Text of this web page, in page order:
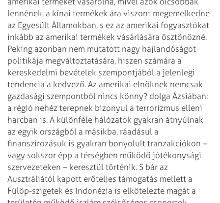
lennének, a kínai termékek ára viszont megemelkedne
az Egyesült Államokban, s ez az amerikai fogyasztókat
inkább az amerikai termékek vásárlására ösztönözné.
Peking azonban nem mutatott nagy hajlandóságot
politikája megváltoztatására, hiszen számára a
kereskedelmi bevételek szempontjából a jelenlegi
tendencia a kedvező. Az amerikai elnöknek nemcsak
gazdasági szempontból nincs könny? dolga Ázsiában:
a régió nehéz terepnek bizonyul a terrorizmus elleni
harcban is. A különféle hálózatok gyakran átnyúlnak
az egyik országból a másikba, ráadásul a
finanszírozásuk is gyakran bonyolult tranzakciókon –
vagy sokszor épp a térségben működő jótékonysági
szervezeteken – keresztül történik. S bár az
Ausztráliától kapott erőteljes támogatás mellett a
Fülöp-szigetek és Indonézia is elkötelezte magát a